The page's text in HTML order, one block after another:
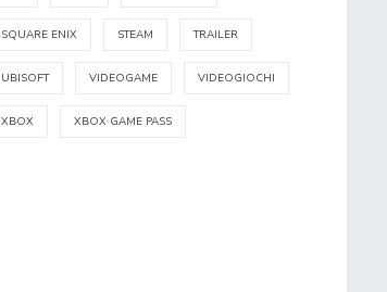
SQUARE ENIX STEAM TRAILER
UBISOFT VIDEOGAME VIDEOGIOCHI
XBOX XBOX GAME PASS